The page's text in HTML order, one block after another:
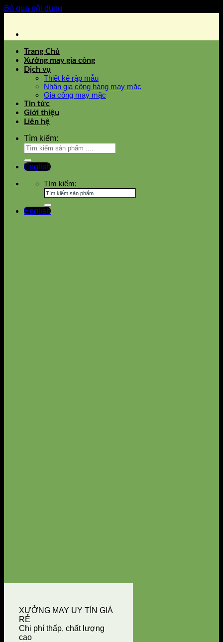
Bỏ qua nội dung
Trang Chủ
Xưởng may gia công
Dịch vụ
Thiết kế rập mẫu
Nhận gia công hàng may mặc
Gia công may mặc
Tin tức
Giới thiệu
Liên hệ
Tìm kiếm:
English
Tìm kiếm:
English
XƯỞNG MAY UY TÍN GIÁ
RẺ
Chi phí thấp, chất lượng
cao